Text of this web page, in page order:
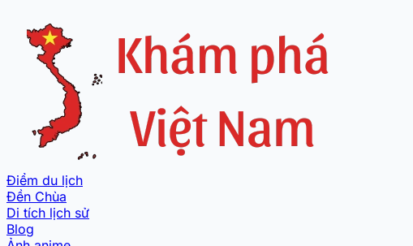
Điểm du lịch
Đền Chùa
Di tích lịch sử
Blog